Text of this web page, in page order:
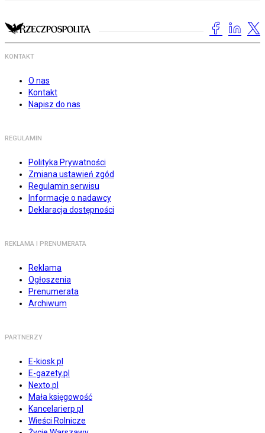
KONTAKT
O nas
Kontakt
Napisz do nas
REGULAMIN
Polityka Prywatności
Zmiana ustawień zgód
Regulamin serwisu
Informacje o nadawcy
Deklaracja dostępności
REKLAMA I PRENUMERATA
Reklama
Ogłoszenia
Prenumerata
Archiwum
PARTNERZY
E-kiosk.pl
E-gazety.pl
Nexto.pl
Mała księgowość
Kancelarierp.pl
Wieści Rolnicze